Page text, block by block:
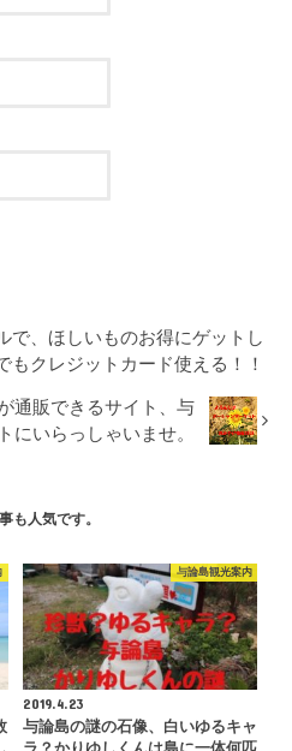
で、ほしいものお得にゲットし
もクレジットカード使える！！
通販できるサイト、与
にいらっしゃいませ。
も人気です。
与論島観光案内
2019.4.23
与論島の謎の石像、白いゆるキャ